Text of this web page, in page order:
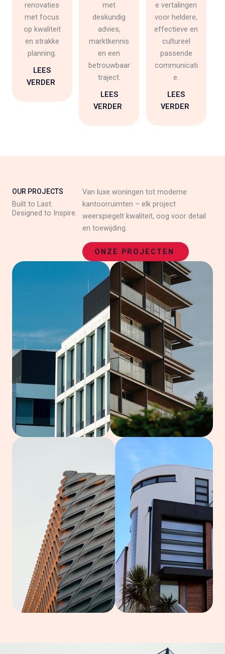
renovaties
met focus
op kwaliteit
en strakke
planning.
LEES
VERDER
met
deskundig
advies,
marktkennis
en een
betrouwbaar
traject.
LEES
VERDER
e vertalingen
voor heldere,
effectieve en
cultureel
passende
communicati
e.
LEES
VERDER
OUR PROJECTS
Built to Last.
Designed to Inspire.
Van luxe woningen tot moderne
kantoorruimten – elk project
weerspiegelt kwaliteit, oog voor detail
en toewijding.
ONZE PROJECTEN